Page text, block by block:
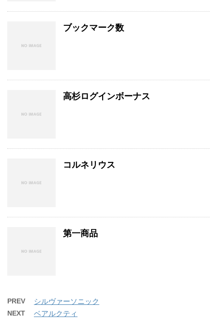
ブックマーク数
高杉ログインボーナス
コルネリウス
第一商品
PREV シルヴァーソニック
NEXT ベアルクティ